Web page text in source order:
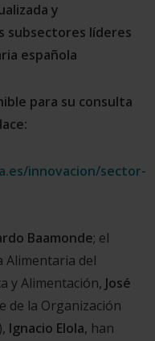
y
subsectores líderes
española
para su consulta
innovacion/sector-
Baamonde; el
Alimentaria del
y Alimentación, José
de la Organización
Ignacio Elola, han